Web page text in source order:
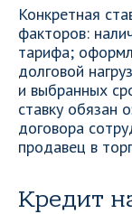
Конкретная
факторов:
тарифа;
долговой
и выбранных
ставку обязан
договора
продавец в
Кредит